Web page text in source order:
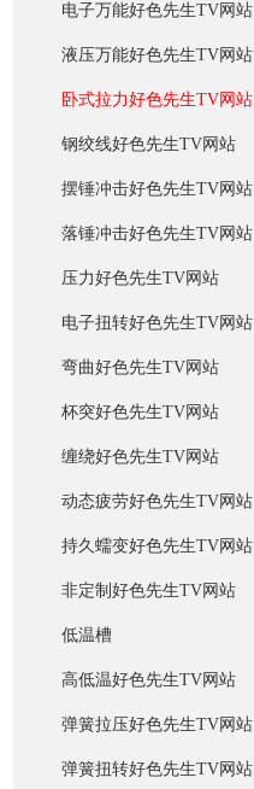
电子万能好色先生TV网站
液压万能好色先生TV网站
卧式拉力好色先生TV网站
钢绞线好色先生TV网站
摆锤冲击好色先生TV网站
落锤冲击好色先生TV网站
压力好色先生TV网站
电子扭转好色先生TV网站
弯曲好色先生TV网站
杯突好色先生TV网站
缠绕好色先生TV网站
动态疲劳好色先生TV网站
持久蠕变好色先生TV网站
非定制好色先生TV网站
低温槽
高低温好色先生TV网站
弹簧拉压好色先生TV网站
弹簧扭转好色先生TV网站